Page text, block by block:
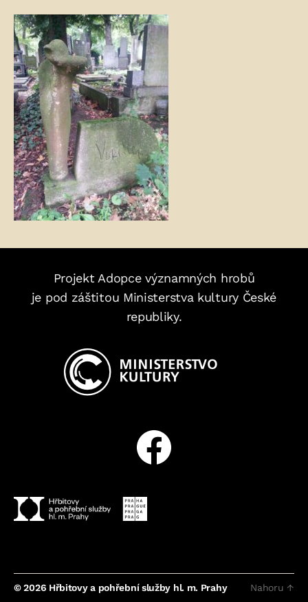
Fotogalerie:
Projekt Adopce významných hrobů
je pod záštitou Ministerstva kultury České
republiky.
Facebook
© 2026 Hřbitovy a pohřební služby hl. m. Prahy Nahoru ↑